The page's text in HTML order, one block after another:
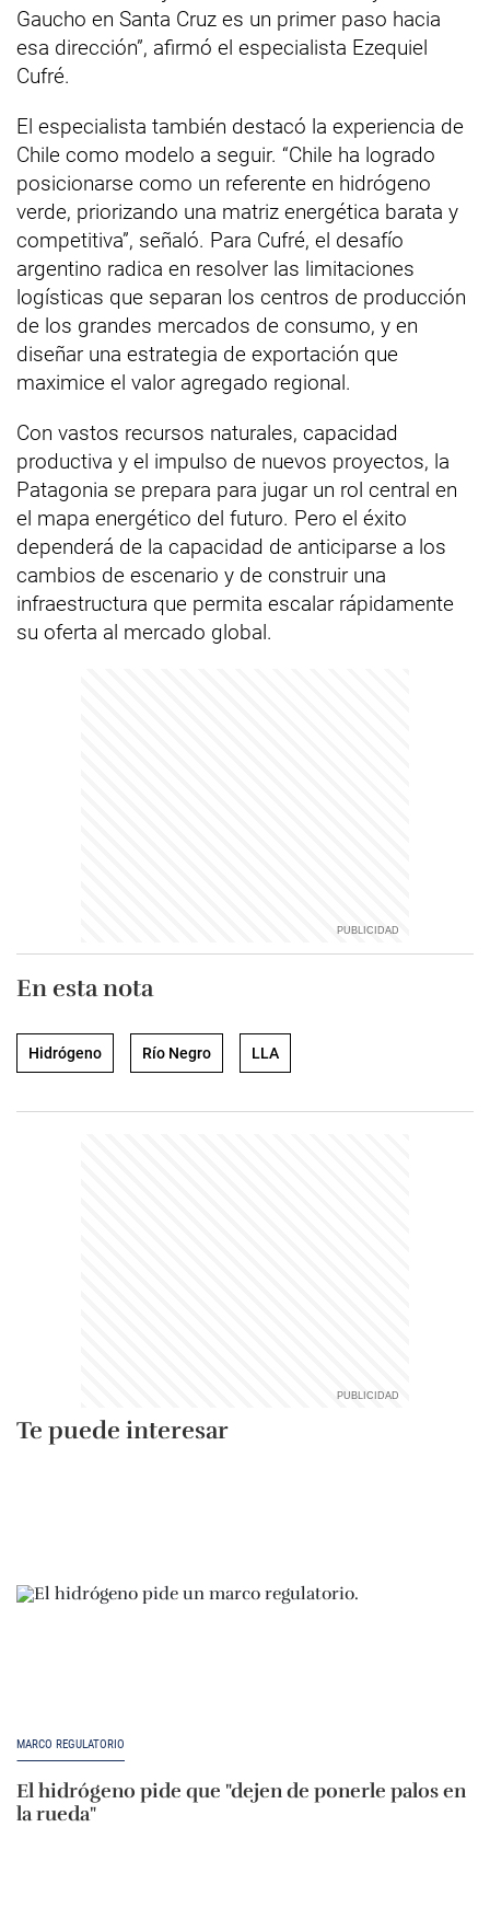
Gaucho en Santa Cruz es un primer paso hacia
esa dirección”, afirmó el especialista Ezequiel
Cufré.
El especialista también destacó la experiencia de
Chile como modelo a seguir. “Chile ha logrado
posicionarse como un referente en hidrógeno
verde, priorizando una matriz energética barata y
competitiva”, señaló. Para Cufré, el desafío
argentino radica en resolver las limitaciones
logísticas que separan los centros de producción
de los grandes mercados de consumo, y en
diseñar una estrategia de exportación que
maximice el valor agregado regional.
Con vastos recursos naturales, capacidad
productiva y el impulso de nuevos proyectos, la
Patagonia se prepara para jugar un rol central en
el mapa energético del futuro. Pero el éxito
dependerá de la capacidad de anticiparse a los
cambios de escenario y de construir una
infraestructura que permita escalar rápidamente
su oferta al mercado global.
En esta nota
Hidrógeno Río Negro LLA
Te puede interesar
MARCO REGULATORIO
El hidrógeno pide que "dejen de ponerle palos en
la rueda"